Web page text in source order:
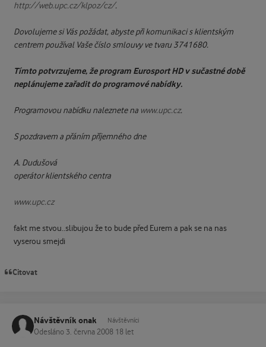
http://web.upc.cz/klpoz/cz/.
Dovolujeme si Vás požádat, abyste při komunikaci s klientským
centrem používal Vaše číslo smlouvy ve tvaru 3741680.
Tímto potvrzujeme, že program Eurosport HD v sučastné době
neplánujeme zařadit do programové nabídky.
Programovou nabídku naleznete na www.upc.cz.
S pozdravem a přáním příjemného dne
A. Dudušová
operátor klientského centra
www.upc.cz
fakt me stvou..slibujou že to bude před Eurem a pak se na nas
vyserou smejdi
Citovat
Návštěvník onak Návštěvníci
Odesláno 3. června 2008 18 let